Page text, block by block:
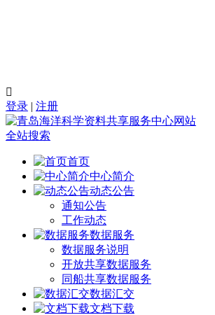

登录 | 注册
全站搜索
首页
中心简介
动态公告
通知公告
工作动态
数据服务
数据服务说明
开放共享数据服务
同船共享数据服务
数据汇交
文档下载